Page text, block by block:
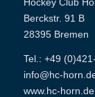
Berckstr. 91 B
28395 Bremen
Tel.: +49
info@hc-
www.hc-horn.de